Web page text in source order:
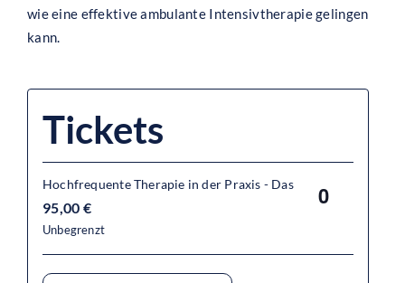
wie eine effektive ambulante Intensivtherapie gelingen
kann.
Tickets
Hochfrequente Therapie in der Praxis - Das
95,00 €
Unbegrenzt
Anzahl